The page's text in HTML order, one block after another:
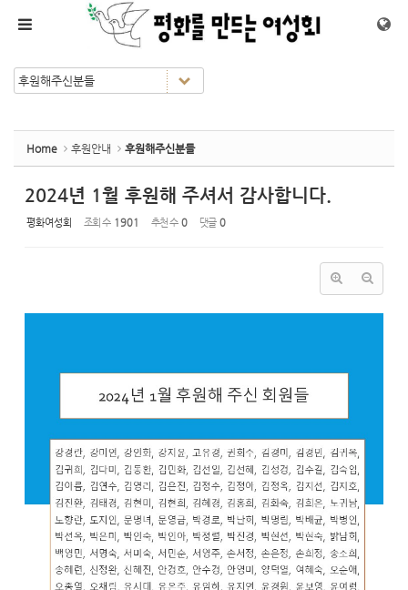
Home 후원안내 후원해주신분들
2024년 1월 후원해 주셔서 감사합니다.
평화여성회 조회 수 1901 추천 수 0 댓글 0